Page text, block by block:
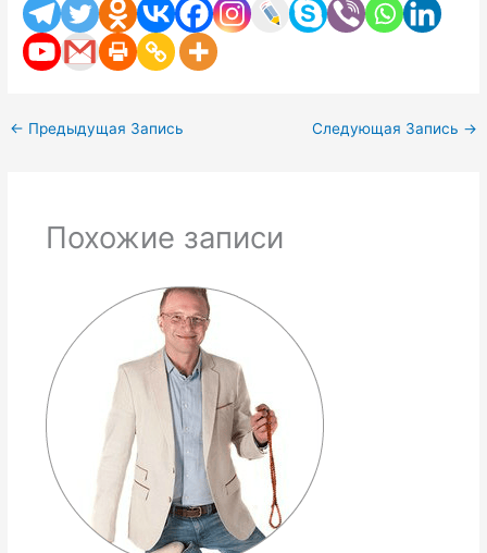
← Предыдущая Запись Следующая Запись →
Похожие записи